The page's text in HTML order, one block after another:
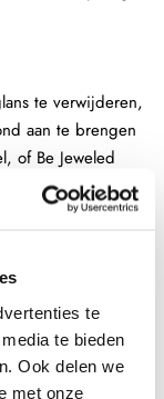
te
te bieden
Ook delen we
met onze
te verwijderen,
aan te brengen
of Be Jeweled
dunne lagen aan
glitters op en
Be Jeweled
top of next